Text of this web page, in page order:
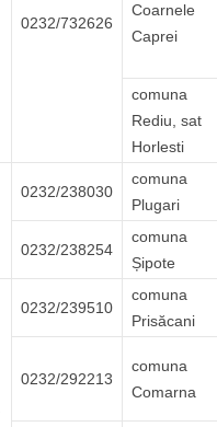
0232/732626
Coarnele
Caprei
comuna
Rediu, sat
Horlesti
0232/238030
comuna
Plugari
0232/238254
comuna
Șipote
0232/239510
comuna
Prisăcani
0232/292213
comuna
Comarna